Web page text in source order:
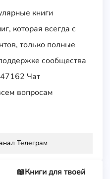
книги
которая всегда с
только полные
сообщества
Чат
вопросам
Телеграм
📖Книги для твоей